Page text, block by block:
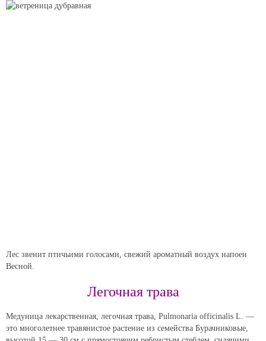
Лес звенит птичьими голосами, свежий ароматный воздух напоен
Весной.
Легочная трава
Медуница лекарственная, легочная трава, Pulmonaria officinalis L. —
это многолетнее травянистое растение из семейства Бурачниковые,